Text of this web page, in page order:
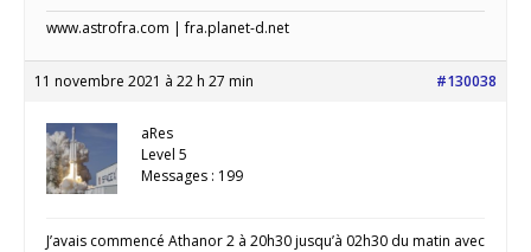
www.astrofra.com | fra.planet-d.net
11 novembre 2021 à 22 h 27 min #130038
aRes
Level 5
Messages : 199
J’avais commencé Athanor 2 à 20h30 jusqu’à 02h30 du matin avec